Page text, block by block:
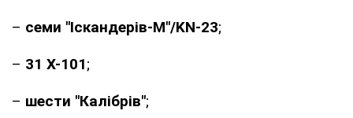
– семи "Іскандерів-М"/KN-23;
– 31 Х-101;
– шести "Калібрів";